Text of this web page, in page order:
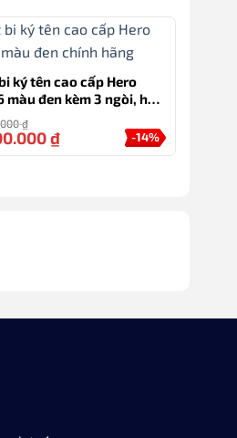
ký tên cao cấp Hero
màu đen kèm 3 ngòi, hộp
hãng
₫
-14%
₫